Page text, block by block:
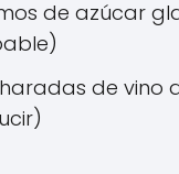
de azúcar
de vino